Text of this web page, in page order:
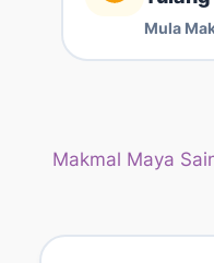
Mula
Makmal Maya